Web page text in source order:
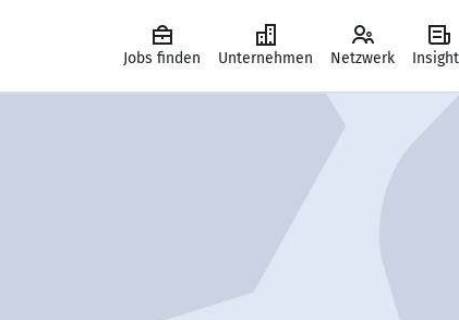
Jobs finden Unternehmen Netzwerk